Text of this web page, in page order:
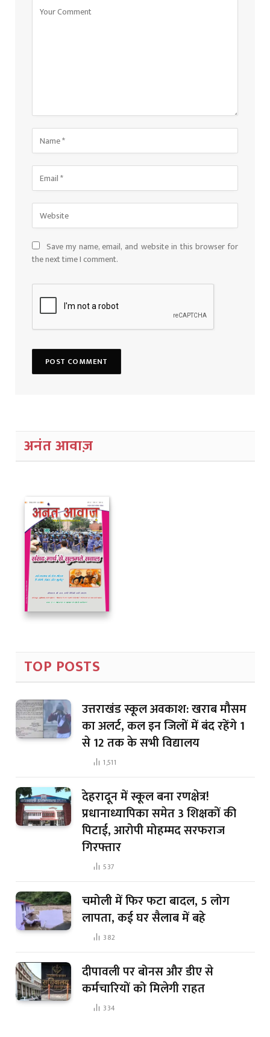
Save my name, email, and website in this browser for
the next time I comment.
अनंत आवाज़
TOP POSTS
उत्तराखंड स्कूल अवकाश: खराब मौसम
का अलर्ट, कल इन जिलों में बंद रहेंगे 1
से 12 तक के सभी विद्यालय
1,511
देहरादून में स्कूल बना रणक्षेत्र!
प्रधानाध्यापिका समेत 3 शिक्षकों की
पिटाई, आरोपी मोहम्मद सरफराज
गिरफ्तार
537
चमोली में फिर फटा बादल, 5 लोग
लापता, कई घर सैलाब में बहे
382
दीपावली पर बोनस और डीए से
कर्मचारियों को मिलेगी राहत
334